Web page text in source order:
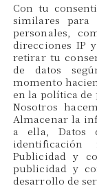
Oficinas
C/ París, 209, 2on
08008 Barcelona
Idiomas
CAT
ES
EN
Menu
Con tu
similares para
personales,
direcciones IP
retirar tu
de datos
momento
en la política de
Nosotros
Almacenar la
a ella, Datos
identificación
Publicidad y
publicidad y
desarrollo de